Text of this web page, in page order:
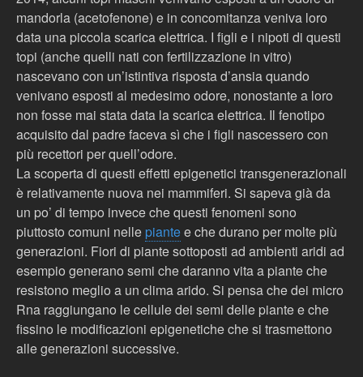
mandorla (acetofenone) e in concomitanza veniva loro
data una piccola scarica elettrica. I figli e i nipoti di questi
topi (anche quelli nati con fertilizzazione in vitro)
nascevano con un’istintiva risposta d’ansia quando
venivano esposti al medesimo odore, nonostante a loro
non fosse mai stata data la scarica elettrica. Il fenotipo
acquisito dal padre faceva sì che i figli nascessero con
più recettori per quell’odore.
La scoperta di questi effetti epigenetici transgenerazionali
è relativamente nuova nei mammiferi. Si sapeva già da
un po’ di tempo invece che questi fenomeni sono
piuttosto comuni nelle piantee che durano per molte più
generazioni. Fiori di piante sottoposti ad ambienti aridi ad
esempio generano semi che daranno vita a piante che
resistono meglio a un clima arido. Si pensa che dei micro
Rna raggiungano le cellule dei semi delle piante e che
fissino le modificazioni epigenetiche che si trasmettono
alle generazioni successive.